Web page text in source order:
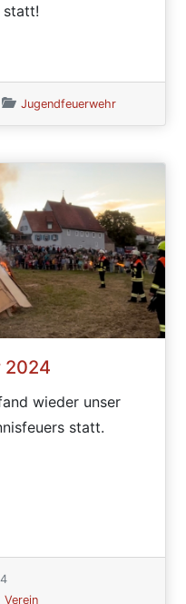
Veröffentlicht in den Kategorien
Jugendfeuerwehr
2024
wieder unser
statt.
Kategorien
Verein